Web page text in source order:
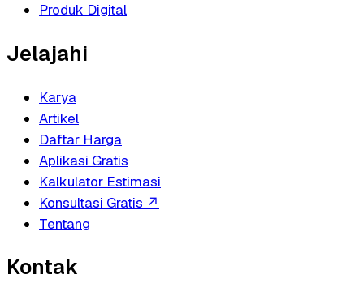
Produk Digital
Jelajahi
Karya
Artikel
Daftar Harga
Aplikasi Gratis
Kalkulator Estimasi
Konsultasi Gratis ↗
Tentang
Kontak